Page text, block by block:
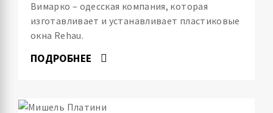
Вимарко – одесская компания, которая
изготавливает и устанавливает пластиковые
окна Rehau.
ПОДРОБНЕЕ